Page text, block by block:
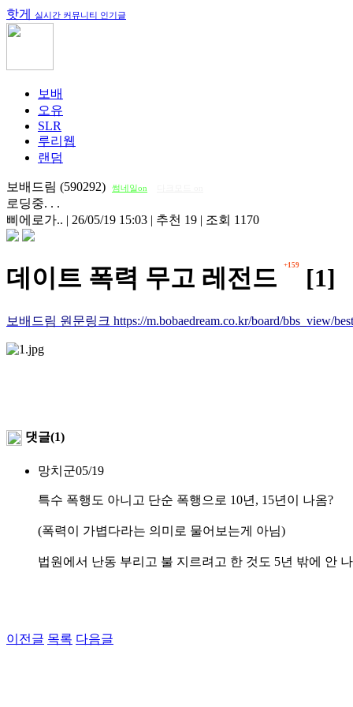
핫게 실시간 커뮤니티 인기글
보배
오유
SLR
루리웹
랜덤
보배드림 (590292) 썸네일on
로딩중. . .
삐에로가.. | 26/05/19 15:03 | 추천 19 | 조회 1170
데이트 폭력 무고 레전드 +159 [1]
보배드림 원문링크 https://m.bobaedream.co.kr/board/bbs_view/
댓글(1)
망치군05/19
특수 폭행도 아니고 단순 폭행으로 10년, 15년이 나옴?
(폭력이 가볍다라는 의미로 물어보는게 아님)
법원에서 난동 부리고 불 지르려고 한 것도 5년 밖에 안
이전글 목록 다음글